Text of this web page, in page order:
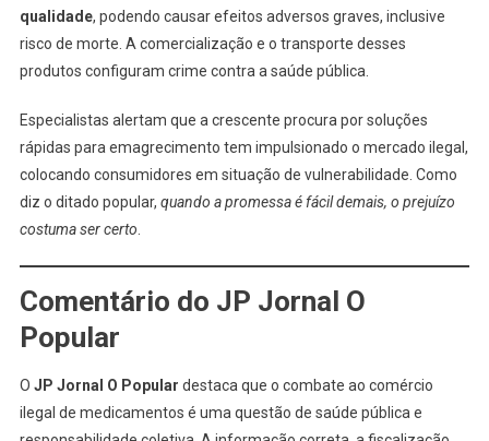
qualidade, podendo causar efeitos adversos graves, inclusive
risco de morte. A comercialização e o transporte desses
produtos configuram crime contra a saúde pública.
Especialistas alertam que a crescente procura por soluções
rápidas para emagrecimento tem impulsionado o mercado ilegal,
colocando consumidores em situação de vulnerabilidade. Como
diz o ditado popular, quando a promessa é fácil demais, o prejuízo
costuma ser certo.
Comentário do JP Jornal O
Popular
O JP Jornal O Popular destaca que o combate ao comércio
ilegal de medicamentos é uma questão de saúde pública e